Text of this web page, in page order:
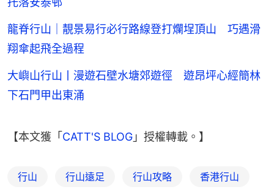
龍脊行山｜靚景易行必行路線登打爛埕頂山 巧遇滑
翔傘起飛全過程
大嶼山行山丨漫遊石壁水塘郊遊徑 遊昂坪心經簡林
下石門甲出東涌
【本文獲「 CATT'S BLOG 」授權轉載。】
行山 行山遠足 行山攻略 香港行山